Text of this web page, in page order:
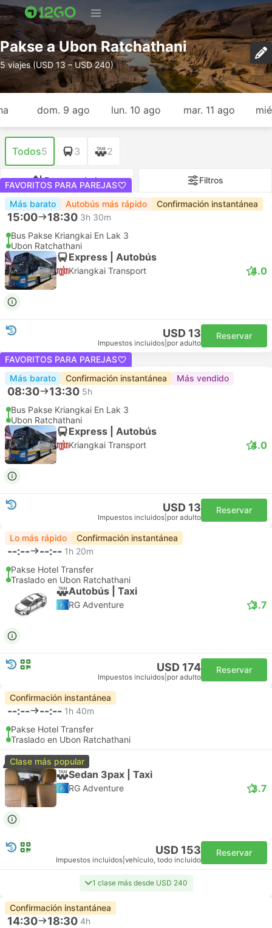
Pakse a Ubon Ratchathani
5 viajes (USD 13 – USD 240)
dom. 9 ago lun. 10 ago mar. 11 ago
Todos5 3 2
Recomendado Filtros
FAVORITOS PARA PAREJAS
Más barato
Autobús más rápido Confirmación instantánea
15:00 18:30 3h 30m
Bus Pakse Kriangkai En Lak 3
Ubon Ratchathani
Express | Autobús
Kriangkai Transport 4.0
USD 13
Impuestos incluidos por adulto
Reservar
FAVORITOS PARA PAREJAS
Más barato
Confirmación instantánea Más vendido
08:30 13:30 5h
Bus Pakse Kriangkai En Lak 3
Ubon Ratchathani
Express | Autobús
Kriangkai Transport 4.0
USD 13
Impuestos incluidos por adulto
Reservar
Lo más rápido Confirmación instantánea
--:-- --:-- 1h 20m
Pakse Hotel Transfer
Traslado en Ubon Ratchathani
Autobús | Taxi
RG Adventure 3.7
USD 174
Impuestos incluidos por adulto
Reservar
Confirmación instantánea
--:-- --:-- 1h 40m
Pakse Hotel Transfer
Traslado en Ubon Ratchathani
Clase más popular
Sedan 3pax | Taxi
RG Adventure 3.7
USD 153
Impuestos incluidos vehículo, todo incluido
Reservar
1 clase más desde USD 240
Confirmación instantánea
14:30 18:30 4h